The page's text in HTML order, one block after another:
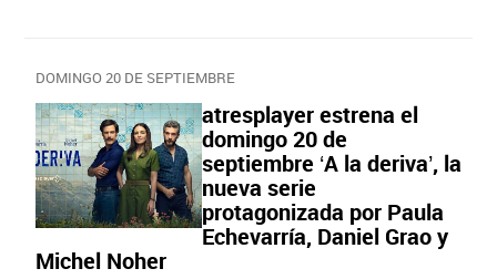
DOMINGO 20 DE SEPTIEMBRE
atresplayer estrena el
domingo 20 de
septiembre ‘A la deriva’, la
nueva serie
protagonizada por Paula
Echevarría, Daniel Grao y
Michel Noher